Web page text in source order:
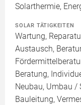
Solarthermie,
SOLAR TÄTIGKEITEN
Wartung,
Austausch,
Beratung,
Neubau, Umbau /
Bauleitung,